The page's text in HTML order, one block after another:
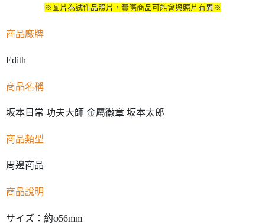
※圖片為試作品照片，實際商品可能會與照片有異※
商品廠牌
Edith
商品名稱
坂本日常 功夫大師 金屬徽章 坂本太郎
商品類型
周邊商品
商品說明
サイズ：約φ56mm